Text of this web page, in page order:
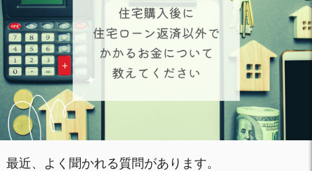
最近、よく聞かれる質問があります。